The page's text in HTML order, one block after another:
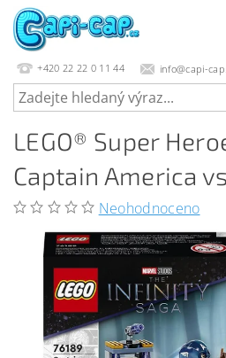
+420 22 22 0 11 44 info@capi-
LEGO® Super
Captain America
Neohodnoceno